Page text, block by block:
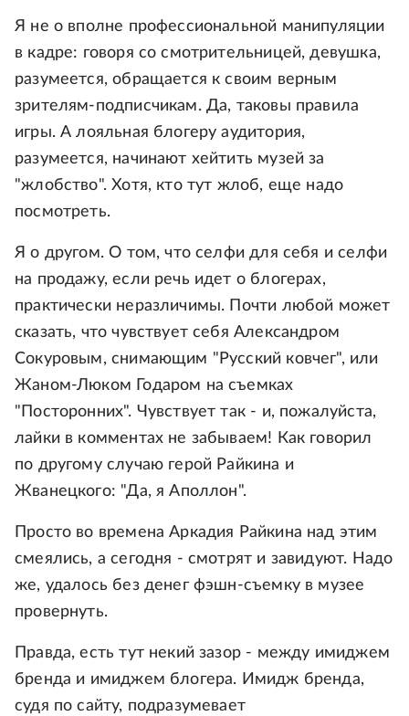
Я не о вполне профессиональной манипуляции
в кадре: говоря со смотрительницей, девушка,
разумеется, обращается к своим верным
зрителям-подписчикам. Да, таковы правила
игры. А лояльная блогеру аудитория,
разумеется, начинают хейтить музей за
"жлобство". Хотя, кто тут жлоб, еще надо
посмотреть.
Я о другом. О том, что селфи для себя и селфи
на продажу, если речь идет о блогерах,
практически неразличимы. Почти любой может
сказать, что чувствует себя Александром
Сокуровым, снимающим "Русский ковчег", или
Жаном-Люком Годаром на съемках
"Посторонних". Чувствует так - и, пожалуйста,
лайки в комментах не забываем! Как говорил
по другому случаю герой Райкина и
Жванецкого: "Да, я Аполлон".
Просто во времена Аркадия Райкина над этим
смеялись, а сегодня - смотрят и завидуют. Надо
же, удалось без денег фэшн-съемку в музее
провернуть.
Правда, есть тут некий зазор - между имиджем
бренда и имиджем блогера. Имидж бренда,
судя по сайту, подразумевает